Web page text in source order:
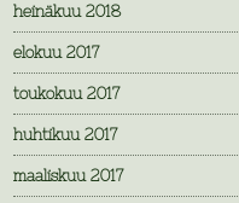
heinäkuu 2018
elokuu 2017
toukokuu 2017
huhtikuu 2017
maaliskuu 2017